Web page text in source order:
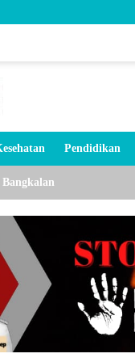
Pendidikan
Bangkalan